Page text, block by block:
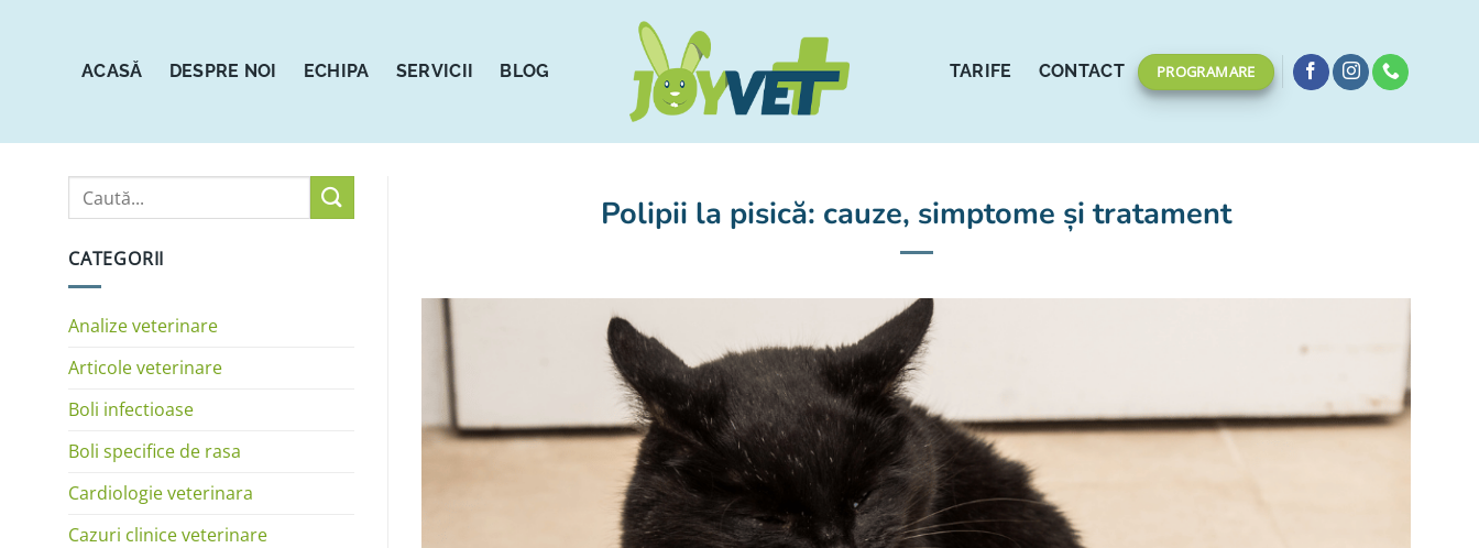
ACASĂ DESPRE NOI ECHIPA SERVICII BLOG TARIFE CONTACT PROGRAMARE
CATEGORII
Analize veterinare
Articole veterinare
Boli infectioase
Boli specifice de rasa
Cardiologie veterinara
Cazuri clinice veterinare
Polipii la pisică: cauze, simptome și tratament